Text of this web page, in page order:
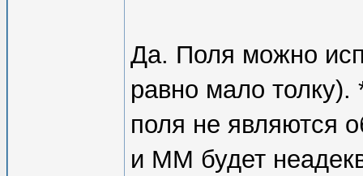
All (Все
Да. Поля можно
равно мало
поля не являются
и ММ будет